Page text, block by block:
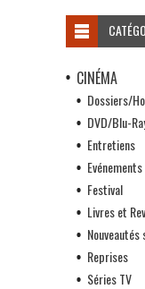
CINÉMA
Dossiers/
DVD/Blu-
Entretiens
Evénements
Festival
Livres et
Nouveautés
Reprises
Séries TV